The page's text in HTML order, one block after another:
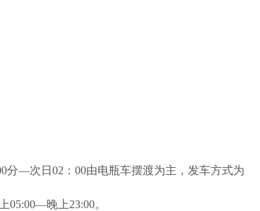
分—次日02：00由电瓶车摆渡为主，发车方式为
05:00—晚上23:00。